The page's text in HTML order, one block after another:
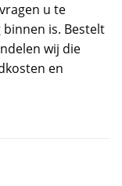
u te
is. Bestelt
wij die
en